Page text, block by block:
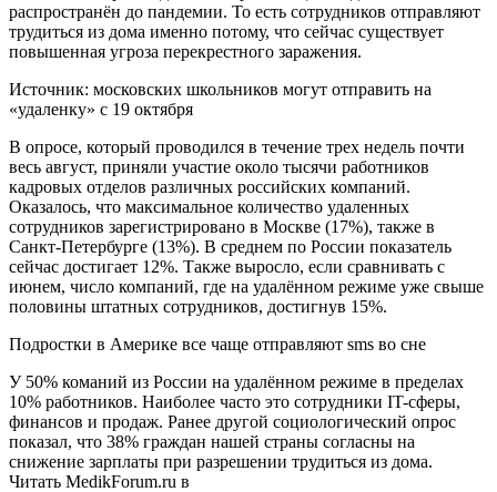
распространён до пандемии. То есть сотрудников отправляют
трудиться из дома именно потому, что сейчас существует
повышенная угроза перекрестного заражения.
Источник: московских школьников могут отправить на
«удаленку» с 19 октября
В опросе, который проводился в течение трех недель почти
весь август, приняли участие около тысячи работников
кадровых отделов различных российских компаний.
Оказалось, что максимальное количество удаленных
сотрудников зарегистрировано в Москве (17%), также в
Санкт-Петербурге (13%). В среднем по России показатель
сейчас достигает 12%. Также выросло, если сравнивать с
июнем, число компаний, где на удалённом режиме уже свыше
половины штатных сотрудников, достигнув 15%.
Подростки в Америке все чаще отправляют sms во сне
У 50% команий из России на удалённом режиме в пределах
10% работников. Наиболее часто это сотрудники IT-сферы,
финансов и продаж. Ранее другой социологический опрос
показал, что 38% граждан нашей страны согласны на
снижение зарплаты при разрешении трудиться из дома.
Читать MedikForum.ru в